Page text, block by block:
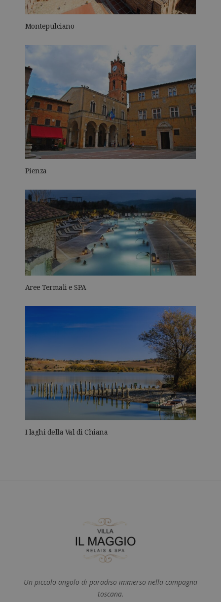
Montepulciano
Pienza
Aree Termali e SPA
I laghi della Val di Chiana
Un piccolo angolo di paradiso immerso nella campagna
toscana.